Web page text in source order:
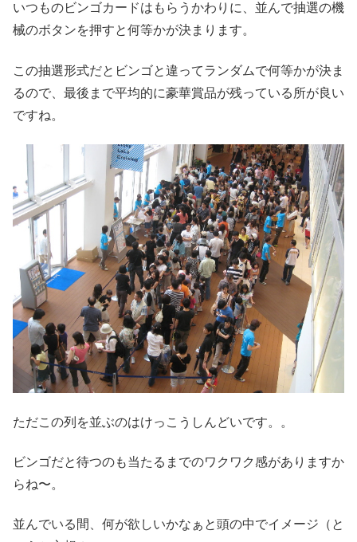
いつものビンゴカードはもらうかわりに、並んで抽選の機
械のボタンを押すと何等かが決まります。
この抽選形式だとビンゴと違ってランダムで何等かが決ま
るので、最後まで平均的に豪華賞品が残っている所が良い
ですね。
ただこの列を並ぶのはけっこうしんどいです。。
ビンゴだと待つのも当たるまでのワクワク感がありますか
らね〜。
並んでいる間、何が欲しいかなぁと頭の中でイメージ（と